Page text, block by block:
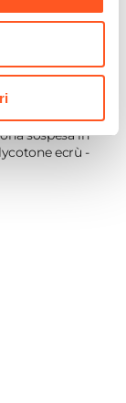
sospesa in
ecrù -